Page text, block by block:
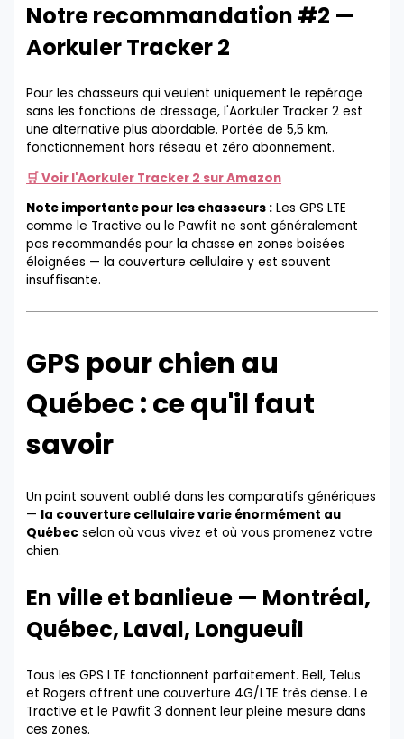
Notre recommandation #2 —
Aorkuler Tracker 2
Pour les chasseurs qui veulent uniquement le repérage
sans les fonctions de dressage, l'Aorkuler Tracker 2 est
une alternative plus abordable. Portée de 5,5 km,
fonctionnement hors réseau et zéro abonnement.
🛒 Voir l'Aorkuler Tracker 2 sur Amazon
Note importante pour les chasseurs : Les GPS LTE
comme le Tractive ou le Pawfit ne sont généralement
pas recommandés pour la chasse en zones boisées
éloignées — la couverture cellulaire y est souvent
insuffisante.
GPS pour chien au
Québec : ce qu'il faut
savoir
Un point souvent oublié dans les comparatifs génériques
— la couverture cellulaire varie énormément au
Québec selon où vous vivez et où vous promenez votre
chien.
En ville et banlieue — Montréal,
Québec, Laval, Longueuil
Tous les GPS LTE fonctionnent parfaitement. Bell, Telus
et Rogers offrent une couverture 4G/LTE très dense. Le
Tractive et le Pawfit 3 donnent leur pleine mesure dans
ces zones.